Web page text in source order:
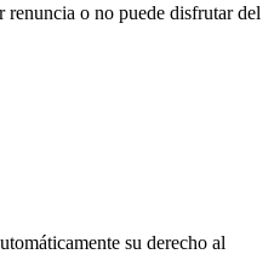
renuncia o no puede disfrutar del
su derecho al